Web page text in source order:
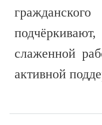
слаженной
активной